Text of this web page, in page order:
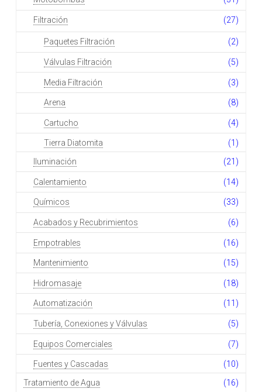
Filtración (27)
Paquetes Filtración (2)
Válvulas Filtración (5)
Media Filtración (3)
Arena (8)
Cartucho (4)
Tierra Diatomita
(1)
Iluminación
(21)
Calentamiento (14)
Químicos (33)
Acabados y Recubrimientos (6)
Empotrables (16)
Mantenimiento (15)
Hidromasaje (18)
Automatización (11)
Tubería, Conexiones y Válvulas (5)
Equipos Comerciales (7)
Fuentes y Cascadas
(10)
Tratamiento de Agua
(16)